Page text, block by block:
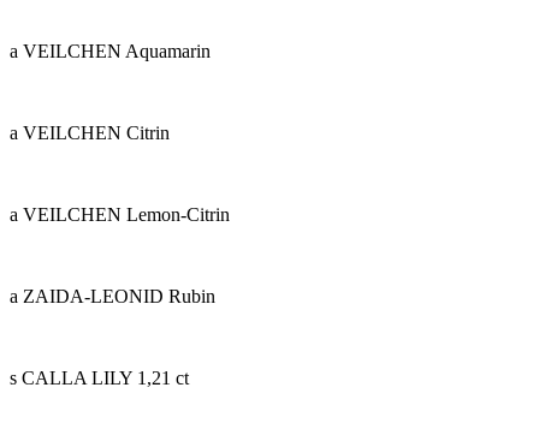
a VEILCHEN Aquamarin
a VEILCHEN Citrin
a VEILCHEN Lemon-Citrin
a ZAIDA-LEONID Rubin
s CALLA LILY 1,21 ct